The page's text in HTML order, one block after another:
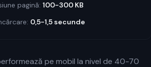
pagină: 100-300 KB
0,5-1,5 secunde
pe mobil la nivel de 40-70